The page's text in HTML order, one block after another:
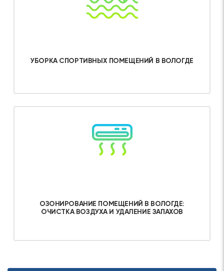
УБОРКА СПОРТИВНЫХ ПОМЕЩЕНИЙ В ВОЛОГДЕ
Об услуге
ОЗОНИРОВАНИЕ ПОМЕЩЕНИЙ В ВОЛОГДЕ:
ОЧИСТКА ВОЗДУХА И УДАЛЕНИЕ ЗАПАХОВ